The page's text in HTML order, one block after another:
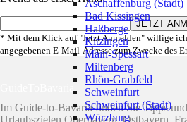
* Mit dem Klick auf "Jetzt Anmelden" willige
angegebenen E-Mail-Adresse zum Zwecke des
Im Guide-to-Bavaria finden Sie Tipps
Urlaubszielen Oberbayern, Ostbayern,
Aschaffenburg (Stadt)
Bad Kissingen
Haßberge
Kitzingen
Main-Spessart
Miltenberg
Rhön-Grabfeld
Schweinfurt
Schweinfurt (Stadt)
Würzburg